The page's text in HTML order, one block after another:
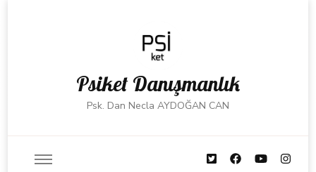
Psiket Danışmanlık
Psk. Dan Necla AYDOĞAN CAN